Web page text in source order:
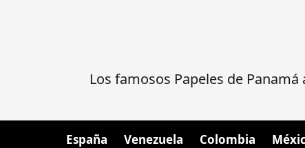
Los famosos Papeles de
España Venezuela Colombia